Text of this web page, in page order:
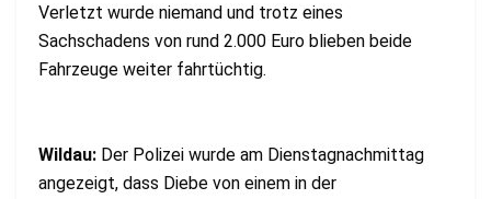
Verletzt wurde niemand und trotz eines
Sachschadens von rund 2.000 Euro blieben beide
Fahrzeuge weiter fahrtüchtig.
Wildau: Der Polizei wurde am Dienstagnachmittag
angezeigt, dass Diebe von einem in der